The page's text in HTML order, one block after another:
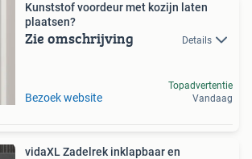
Kunststof voordeur met kozijn laten
plaatsen?
Zie omschrijving Details
Bezoek website
Topadvertentie
Vandaag
vidaXL Zadelrek inklapbaar en